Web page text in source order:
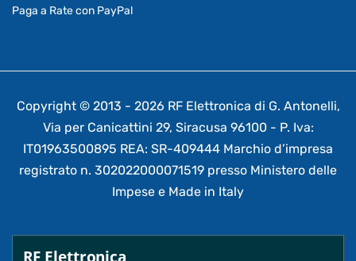
Paga a Rate con PayPal
Copyright © 2013 - 2026 RF Elettronica di G. Antonelli,
Via per Canicattini 29, Siracusa 96100 - P. Iva:
IT01963500895 REA: SR-409444 Marchio d’impresa
registrato n. 302022000071519 presso Ministero delle
Impese e Made in Italy
RF Elettronica